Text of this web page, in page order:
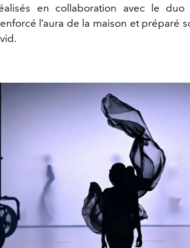
en collaboration avec le duo
l’aura de la maison et préparé